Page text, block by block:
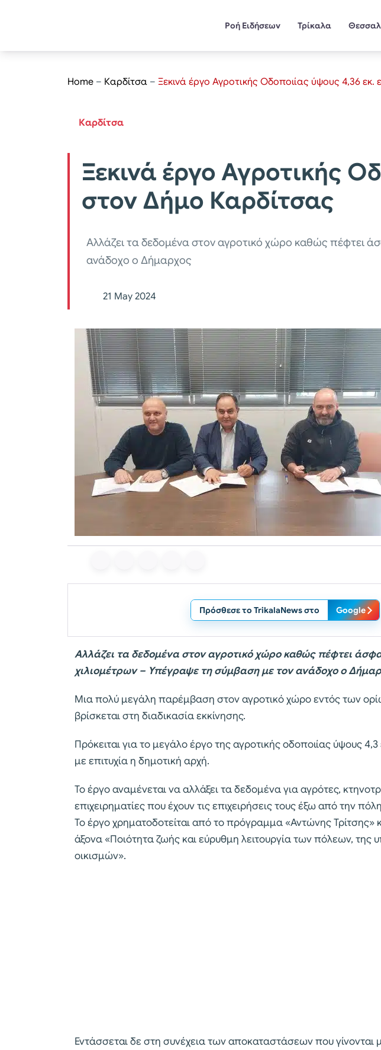
Ροή Ειδήσεων Τρίκαλα
Home – Καρδίτσα – Ξεκινά έργο Αγροτικής Οδοποιίας ύψους 4,36
Καρδίτσα
Ξεκινά έργο Αγροτικής
στον Δήμο Καρδίτσας
Αλλάζει τα δεδομένα στον αγροτικό χώρο καθώς πέφτει
ανάδοχο ο Δήμαρχος
21 May 2024
Πρόσθεσε το TrikalaNews στο Google
Αλλάζει τα δεδομένα στον αγροτικό χώρο καθώς πέφτει
χιλιομέτρων – Υπέγραψε τη σύμβαση με τον ανάδοχο ο
Μια πολύ μεγάλη παρέμβαση στον αγροτικό χώρο εντός των
βρίσκεται στη διαδικασία εκκίνησης.
Πρόκειται για το μεγάλο έργο της αγροτικής οδοποιίας ύψους
με επιτυχία η δημοτική αρχή.
Το έργο αναμένεται να αλλάξει τα δεδομένα για αγρότες,
επιχειρηματίες που έχουν τις επιχειρήσεις τους έξω από την
Το έργο χρηματοδοτείται από το πρόγραμμα «Αντώνης Τρίτσης»
άξονα «Ποιότητα ζωής και εύρυθμη λειτουργία των πόλεων, της
οικισμών».
Εντάσσεται δε στη συνέχεια των αποκαταστάσεων που γίνονται